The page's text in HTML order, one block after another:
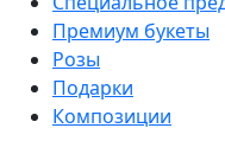
Премиум букеты
Розы
Подарки
Композиции